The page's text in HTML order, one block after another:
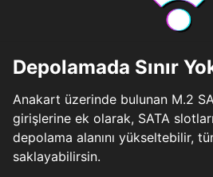
Depolamada Sınır
Anakart üzerinde bulunan M.2
girişlerine ek olarak, SATA
depolama alanını yükseltebilir,
saklayabilirsin.